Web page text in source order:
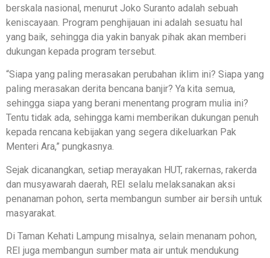
berskala nasional, menurut Joko Suranto adalah sebuah
keniscayaan. Program penghijauan ini adalah sesuatu hal
yang baik, sehingga dia yakin banyak pihak akan memberi
dukungan kepada program tersebut.
“Siapa yang paling merasakan perubahan iklim ini? Siapa yang
paling merasakan derita bencana banjir? Ya kita semua,
sehingga siapa yang berani menentang program mulia ini?
Tentu tidak ada, sehingga kami memberikan dukungan penuh
kepada rencana kebijakan yang segera dikeluarkan Pak
Menteri Ara,” pungkasnya.
Sejak dicanangkan, setiap merayakan HUT, rakernas, rakerda
dan musyawarah daerah, REI selalu melaksanakan aksi
penanaman pohon, serta membangun sumber air bersih untuk
masyarakat.
Di Taman Kehati Lampung misalnya, selain menanam pohon,
REI juga membangun sumber mata air untuk mendukung